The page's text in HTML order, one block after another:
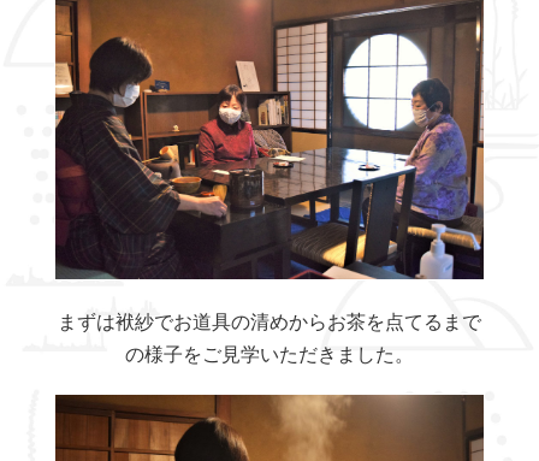
まずは袱紗でお道具の清めからお茶を点てるまで
の様子をご見学いただきました。